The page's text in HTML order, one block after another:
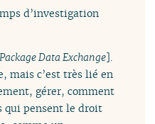
d’investigation
Data Exchange].
mais c’est très lié en
gérer, comment
qui pensent le droit